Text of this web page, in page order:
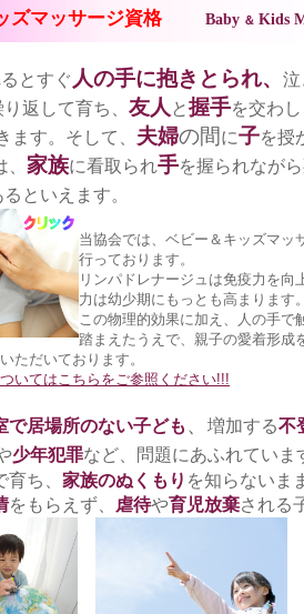
ズマッサージ資格 Baby ＆ Kids
とすぐ 人の手に抱きとられ、 泣
返して育ち、 友人 と握手を交わ
ます。そして、 夫婦の間 に子を授
家族に看取られ手を握られなが
といえます。
当協会では、ベビー＆キッズマッ
行っております。
リンパドレナージュは免疫力を
力は幼少期にもっとも高まります
この物理的効果に加え、人の手で
踏まえたうえで、親子の愛着形成
ただいております。
ついてはこちらをご参照ください!!!
で居場所のない子ども 、 増加する不
少年犯罪など、問題にあふれていま
ち、 家族のぬくもり を知らないま
をもらえず、 虐待や育児放棄される